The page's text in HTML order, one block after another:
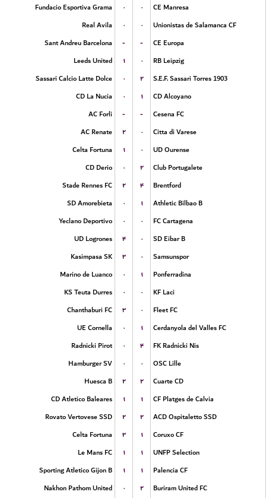
Fundacio Esportiva Grama
۰ ۰
CE Manresa
Real Avila
۰ ۰
Unionistas de Salamanca CF
Sant Andreu Barcelona
- -
CE Europa
Leeds United
۱ ۰
RB Leipzig
Sassari Calcio Latte Dolce
۰ ۲
S.E.F. Sassari Torres 1903
CD La Nucia
۰ ۱
CD Alcoyano
AC Forli
- -
Cesena FC
AC Renate
۲ ۰
Citta di Varese
Celta Fortuna
۱ ۰
UD Ourense
CD Derio
۰ ۲
Club Portugalete
Stade Rennes FC
۲ ۴
Brentford
SD Amorebieta
۰ ۱
Athletic Bilbao B
Yeclano Deportivo
۰ ۰
FC Cartagena
UD Logrones
۴ ۰
SD Eibar B
Kasimpasa SK
۳ ۰
Samsunspor
Marino de Luanco
۰ ۱
Ponferradina
KS Teuta Durres
۰ ۰
KF Laci
Chanthaburi FC
۳ ۰
Fleet FC
UE Cornella
۰ ۱
Cerdanyola del Valles FC
Radnicki Pirot
۰ ۴
FK Radnicki Nis
Hamburger SV
۰ ۰
OSC Lille
Huesca B
۲ ۲
Cuarte CD
CD Atletico Baleares
۱ ۱
CF Platges de Calvia
Rovato Vertovese SSD
۲ ۲
ACD Ospitaletto SSD
Celta Fortuna
۳ ۱
Coruxo CF
Le Mans FC
۱ ۱
UNFP Selection
Sporting Atletico Gijon B
۱ ۱
Palencia CF
Nakhon Pathom United
۰ ۲ Buriram United FC